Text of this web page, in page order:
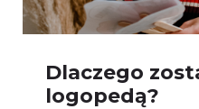
Dlaczego
logopedą?